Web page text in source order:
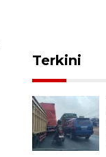
Terkini